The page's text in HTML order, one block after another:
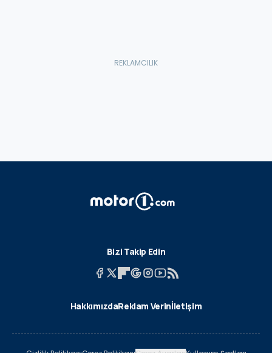
Bizi Takip Edin
HakkımızdaReklam Verinİletişim